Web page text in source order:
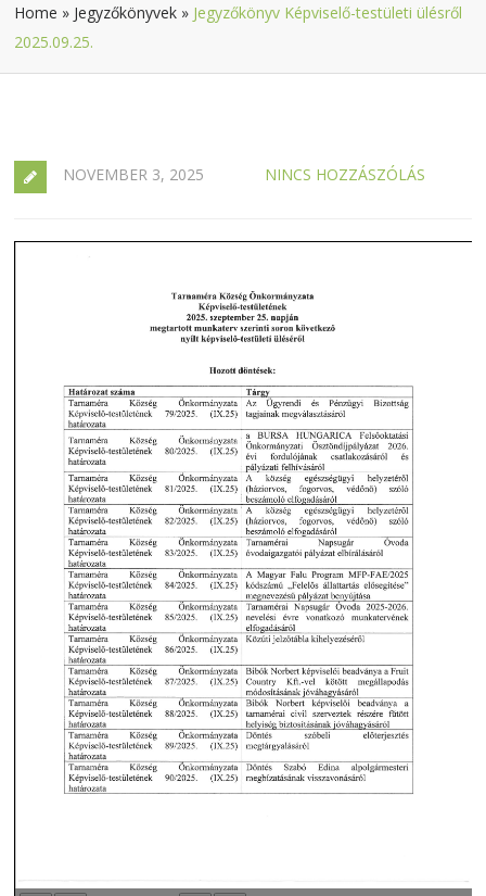
Home » Jegyzőkönyvek » Jegyzőkönyv Képviselő-testületi ülésről
2025.09.25.
NOVEMBER 3, 2025 NINCS HOZZÁSZÓLÁS